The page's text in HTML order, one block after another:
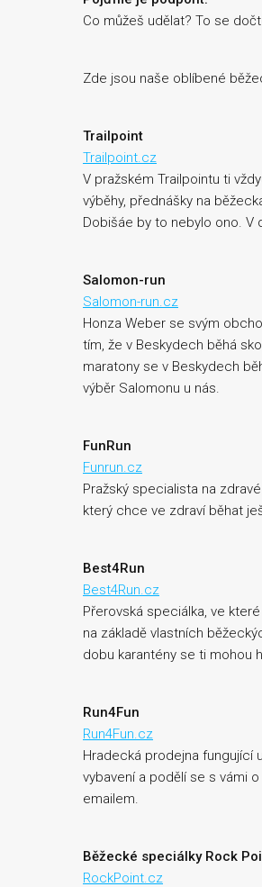
Co můžeš udělat? To se
Zde jsou naše oblíbené
Trailpoint
Trailpoint.cz
V pražském Trailpointu ti
výběhy, přednášky na
Dobišáe by to nebylo ono.
Salomon-run
Salomon-run.cz
Honza Weber se svým
tím, že v Beskydech běhá
maratony se v Beskydech
výběr Salomonu u nás.
FunRun
Funrun.cz
Pražský specialista na
který chce ve zdraví běhat
Best4Run
Best4Run.cz
Přerovská speciálka, ve
na základě vlastních
dobu karantény se ti mohou
Run4Fun
Run4Fun.cz
Hradecká prodejna fungující
vybavení a podělí se s vámi
emailem.
Běžecké speciálky Rock
RockPoint.cz